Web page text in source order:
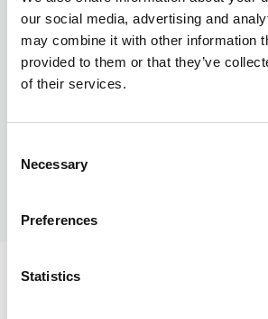
our social media, advertising and
may combine it with other information
provided to them or that they’ve
of their services.
Selection
Necessary
Preferences
Statistics
Opskriftsmuligheder
Opskrift medfølger i pakken. Print
høj kvalitet
Hvordan bliver man medlem?
Information